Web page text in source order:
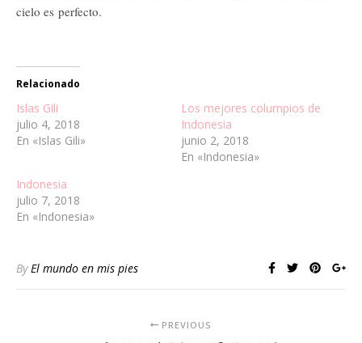
cielo es perfecto.
Relacionado
Islas Gili
julio 4, 2018
En «Islas Gili»
Los mejores columpios de
Indonesia
junio 2, 2018
En «Indonesia»
Indonesia
julio 7, 2018
En «Indonesia»
By El mundo en mis pies
PREVIOUS